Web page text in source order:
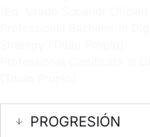
PROGRESIÓN